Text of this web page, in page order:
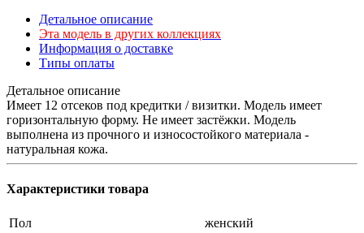
Детальное описание
Эта модель в других коллекциях
Информация о доставке
Типы оплаты
Детальное описание
Имеет 12 отсеков под кредитки / визитки. Модель имеет
горизонтальную форму. Не имеет застёжки. Модель
выполнена из прочного и износостойкого материала -
натуральная кожа.
Характеристики товара
Пол
женский